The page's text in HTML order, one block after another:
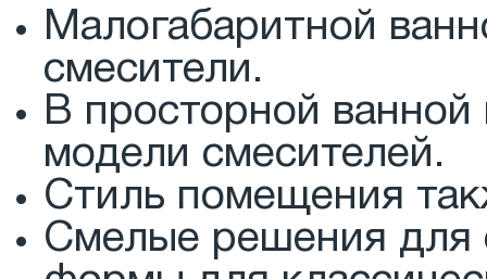
Малогабаритной
смесители.
В просторной
модели смесителей.
Стиль помещения
Смелые решения для